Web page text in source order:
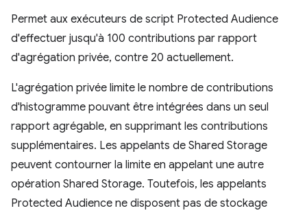
Permet aux exécuteurs de script Protected Audience
d'effectuer jusqu'à 100 contributions par rapport
d'agrégation privée, contre 20 actuellement.
L'agrégation privée limite le nombre de contributions
d'histogramme pouvant être intégrées dans un seul
rapport agrégable, en supprimant les contributions
supplémentaires. Les appelants de Shared Storage
peuvent contourner la limite en appelant une autre
opération Shared Storage. Toutefois, les appelants
Protected Audience ne disposent pas de stockage